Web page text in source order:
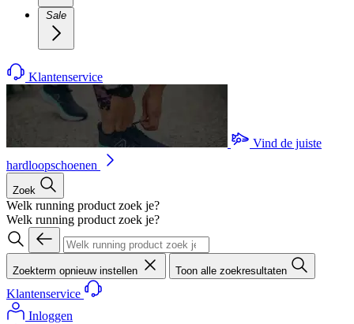
Sale
Klantenservice
Vind de juiste
hardloopschoenen
Zoek
Welk running product zoek je?
Welk running product zoek je?
Zoekterm opnieuw instellen Toon alle zoekresultaten
Klantenservice
Inloggen